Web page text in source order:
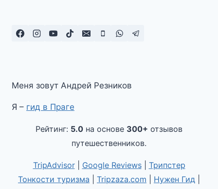
Меня зовут Андрей Резников
Я – гид в Праге
Рейтинг: 5.0 на основе 300+ отзывов
путешественников.
TripAdvisor| Google Reviews| Трипстер
Тонкости туризма
Tripzaza.com Нужен Гид